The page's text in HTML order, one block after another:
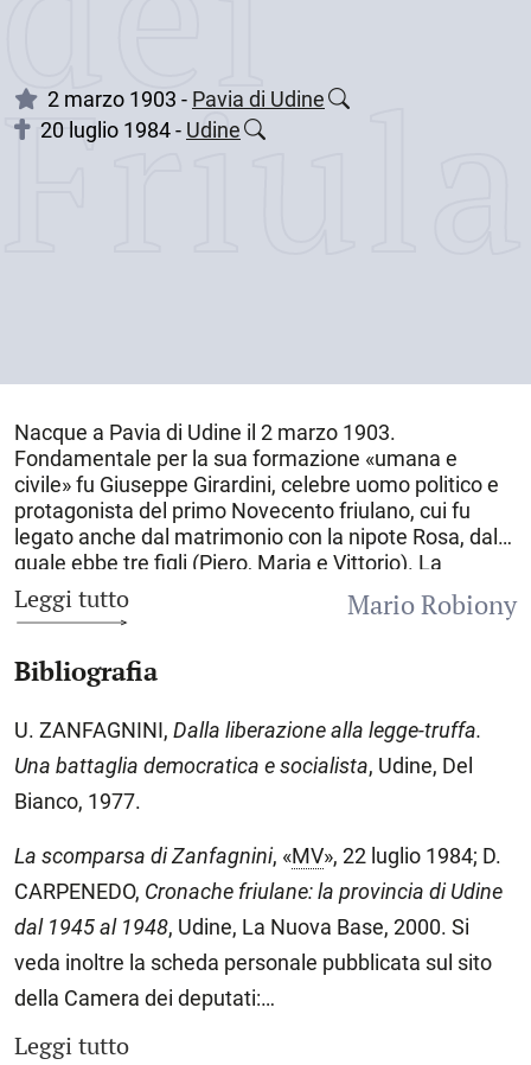
2 marzo 1903 - Pavia di Udine
20 luglio 1984 - Udine
Nacque a Pavia di Udine il 2 marzo 1903.
Fondamentale per la sua formazione «umana e
civile» fu Giuseppe Girardini, celebre uomo politico e
protagonista del primo Novecento friulano, cui fu
legato anche dal matrimonio con la nipote Rosa, dalla
quale ebbe tre figli (Piero, Maria e Vittorio). La
comparsa sulla scena politica di Z., già affermatosi
come avvocato, risale al periodo della lotta di
rappresentante della neonata Democrazia cristiana
(DC) all’interno del Comitato di liberazione nazionale
(CLN). La sua permanenza all’interno della DC fu
tuttavia molto breve, dato che nell’autunno 1945,
clamorosamente e non senza polemiche, passò al
Partito socialista di unità proletaria, che aveva tra i
ufficiale della sua uscita fu la decisione della DC di
rinviare la convocazione di un’Assemblea costituente
abbinata al referendum istituzionale (monarchia o
repubblica) rispetto alle elezioni amministrative.
Come ebbe a dichiarare qualche anno più tardi, egli
vide in tale scelta un freno rispetto al rinnovamento di
cui il Paese aveva bisogno e un «progressivo
snaturamento della DC», che da partito «delle masse
proletarie contadine» divenne «in prevalenza un
Leggi tutto
Mario Robiony
Bibliografia
U. ZANFAGNINI, Dalla liberazione alla legge-truffa.
Una battaglia democratica esocialista, Udine, Del
Bianco, 1977.
La scomparsa di Zanfagnini, «MV», 22 luglio 1984; D.
CARPENEDO, Cronache friulane: la provincia di Udine
dal 1945 al 1948, Udine, La Nuova Base, 2000. Si
veda inoltre la scheda personale pubblicata sul sito
della Camera dei deputati:
www.legislature.camera.it.
Leggi tutto